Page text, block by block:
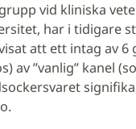
vid kliniska
har i tidigare
att ett intag av 6
av ”vanlig” kanel